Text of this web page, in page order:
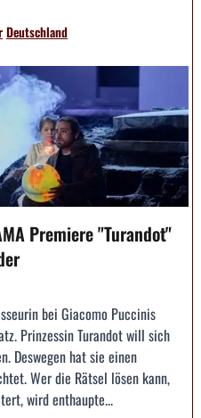
Deutschland
Premiere "Turandot"
bei Giacomo Puccinis
Prinzessin Turandot will sich
Deswegen hat sie einen
Wer die Rätsel lösen kann,
wird enthaupte...